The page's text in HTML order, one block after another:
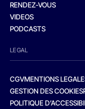
RENDEZ-VOUS
VIDEOS
PODCASTS
LEGAL
CGVMENTIONS
GESTION DES COOKIES
POLITIQUE